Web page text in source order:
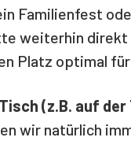
Familienfest
weiterhin direkt
Platz optimal
(z.B. auf
wir natürlich